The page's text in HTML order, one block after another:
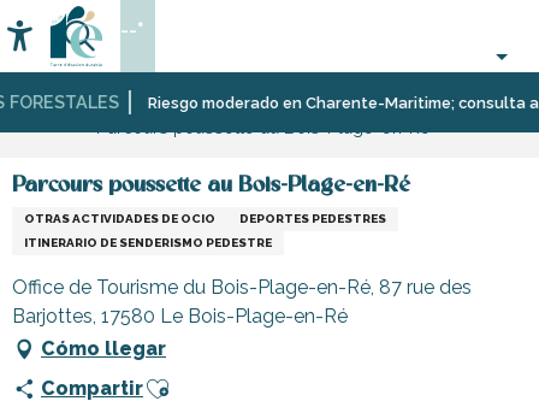
au
contenu
principal
Riesgo moderado en Charente-Maritime; consulta
Accessibilité
Buscar
--°
Página Web
Organización
y
Itinerarios,
excursiones
Parcours poussette au Bois-Plage-en-Ré
OTRAS ACTIVIDADES DE OCIO
DEPORTES PEDESTRES
ITINERARIO DE SENDERISMO PEDESTRE
Office de Tourisme du Bois-Plage-en-Ré, 87 rue des
Barjottes, 17580 Le Bois-Plage-en-Ré
Cómo llegar
CompartirAjouter aux favoris